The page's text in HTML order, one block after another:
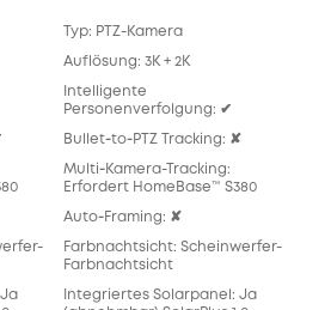
Typ: PTZ-Kamera
Auflösung: 3K + 2K
Intelligente
Personenverfolgung: ✔
Bullet‑to‑PTZ Tracking: ✘
Multi‑Kamera-Tracking:
Erfordert HomeBase™ S380
Auto‑Framing: ✘
Farbnachtsicht: Scheinwerfer-
Farbnachtsicht
Integriertes Solarpanel: Ja